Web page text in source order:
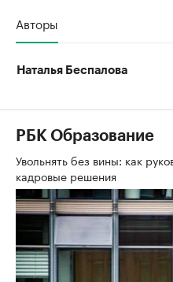
Авторы
Наталья Беспалова
РБК Образование
Увольнять без вины: как
кадровые решения